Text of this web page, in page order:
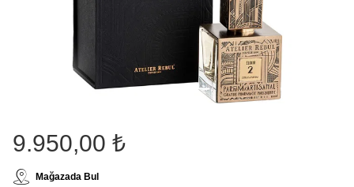
9.950,00 ₺
Mağazada Bul